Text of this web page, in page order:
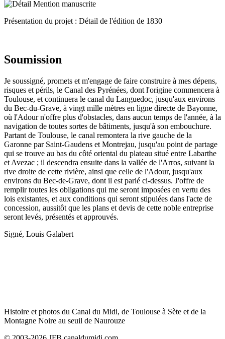
Présentation du projet : Détail de l'édition de 1830
Soumission
Je soussigné, promets et m'engage de faire construire à mes dépens,
risques et périls, le Canal des Pyrénées, dont l'origine commencera à
Toulouse, et continuera le canal du Languedoc, jusqu'aux environs
du Bec-du-Grave, à vingt mille mètres en ligne directe de Bayonne,
où l'Adour n'offre plus d'obstacles, dans aucun temps de l'année, à la
navigation de toutes sortes de bâtiments, jusqu'à son embouchure.
Partant de Toulouse, le canal remontera la rive gauche de la
Garonne par Saint-Gaudens et Montrejau, jusqu'au point de partage
qui se trouve au bas du côté oriental du plateau situé entre Labarthe
et Avezac ; il descendra ensuite dans la vallée de l'Arros, suivant la
rive droite de cette rivière, ainsi que celle de l'Adour, jusqu'aux
environs du Bec-de-Grave, dont il est parlé ci-dessus. J'offre de
remplir toutes les obligations qui me seront imposées en vertu des
lois existantes, et aux conditions qui seront stipulées dans l'acte de
concession, aussitôt que les plans et devis de cette noble entreprise
seront levés, présentés et approuvés.
Signé, Louis Galabert
Histoire et photos du Canal du Midi, de Toulouse à Sète et de la
Montagne Noire au seuil de Naurouze